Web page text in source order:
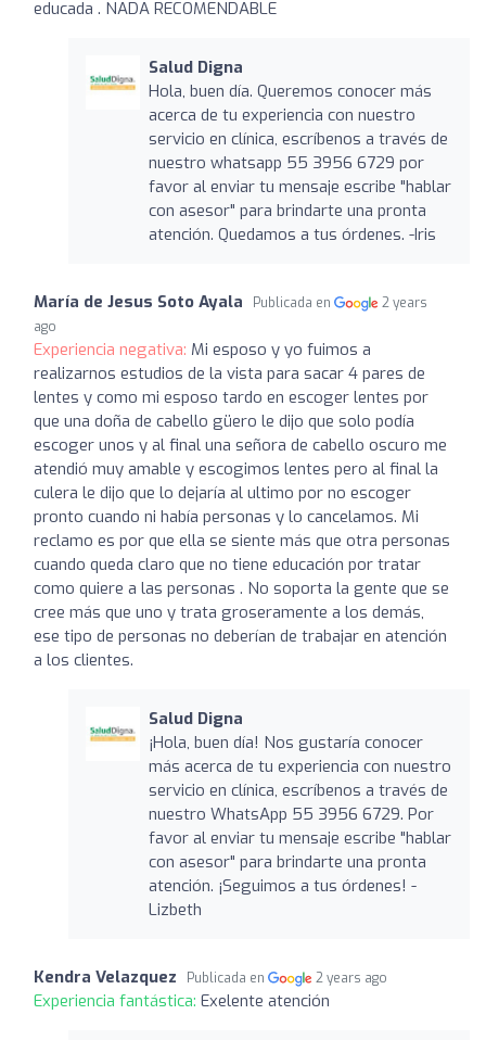
educada . NADA RECOMENDABLE
Salud Digna
Hola, buen día. Queremos conocer más
acerca de tu experiencia con nuestro
servicio en clínica, escríbenos a través de
nuestro whatsapp 55 3956 6729 por
favor al enviar tu mensaje escribe "hablar
con asesor" para brindarte una pronta
atención. Quedamos a tus órdenes. -Iris
María de Jesus Soto Ayala Publicada en
2 years
ago
Experiencia negativa: Mi esposo y yo fuimos a
realizarnos estudios de la vista para sacar 4 pares de
lentes y como mi esposo tardo en escoger lentes por
que una doña de cabello güero le dijo que solo podía
escoger unos y al final una señora de cabello oscuro me
atendió muy amable y escogimos lentes pero al final la
culera le dijo que lo dejaría al ultimo por no escoger
pronto cuando ni había personas y lo cancelamos. Mi
reclamo es por que ella se siente más que otra personas
cuando queda claro que no tiene educación por tratar
como quiere a las personas . No soporta la gente que se
cree más que uno y trata groseramente a los demás,
ese tipo de personas no deberían de trabajar en atención
a los clientes.
Salud Digna
¡Hola, buen día! Nos gustaría conocer
más acerca de tu experiencia con nuestro
servicio en clínica, escríbenos a través de
nuestro WhatsApp 55 3956 6729. Por
favor al enviar tu mensaje escribe "hablar
con asesor" para brindarte una pronta
atención. ¡Seguimos a tus órdenes! -
Lizbeth
Kendra Velazquez Publicada en 2 years ago
Experiencia fantástica: Exelente atención